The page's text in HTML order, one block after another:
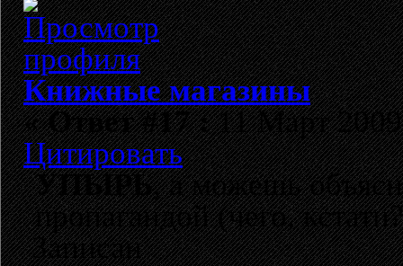
Книжные магазины
«Ответ #17 :11 Март
Цитировать
УПЫРЬ, а можешь
пропагандой (чего,
Записан